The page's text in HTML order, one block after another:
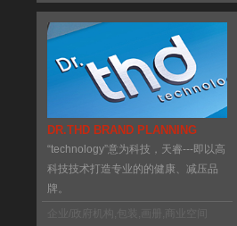
DR.THD BRAND PLANNING
“technology”意为科技，天睿---即以高
科技技术打造专业的的健康、减压品
牌。
企业/政府机构